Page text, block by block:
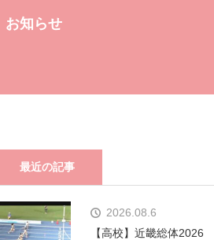
お知らせ
最近の記事
2026.08.6
【高校】近畿総体2026